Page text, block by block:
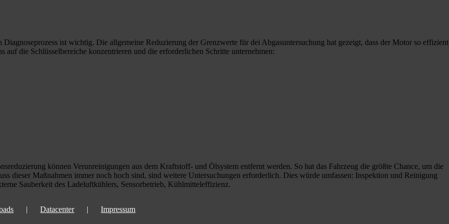
ist wichtig. Die allgemeine Reduzierung der Grenzwerte für dei Abgasuntersuchung hat gezeigt, dass der Motor so effizient
die Schlüsselbereiche konzentrieren und die erforderlichen Schritte unternehmen:
können Verunreinigungen aus dem Kraftstoff- und Ölsystem entfernt werden. So hat das Fahrzeug die größte Chance, um die
dieser Maßnahmen immer noch hoch sind, sind weitere Untersuchungen erforderlich. Dies würde umfassen: Inspektion und Reinigung
Sauberkeit des Ladeluftkühlers, Sensorbetrieb, Kühlmitteleffizienz.
Datacenter
Impressum